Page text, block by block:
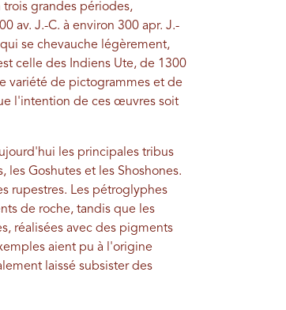
trois grandes périodes,
av. J.-C. à environ 300 apr. J.-
se chevauche légèrement,
celle des Indiens Ute, de 1300
variété de pictogrammes et de
l'intention de ces œuvres soit
les principales tribus
les Goshutes et les Shoshones.
rupestres. Les pétroglyphes
de roche, tandis que les
réalisées avec des pigments
aient pu à l'origine
laissé subsister des